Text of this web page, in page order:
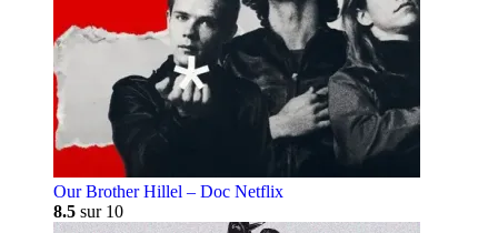
Our Brother Hillel – Doc Netflix
8.5 sur 10